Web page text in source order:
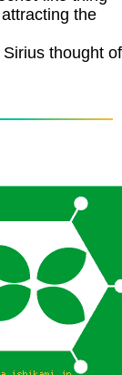
the
thought of